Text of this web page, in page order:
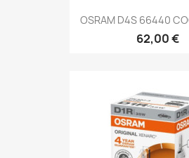
OSRAM D4S 66440
62,00 €